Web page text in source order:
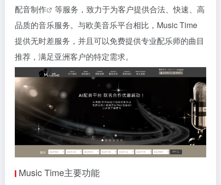
配音制作
等服务，致力于为客户提供合法、快速、高
品质的音乐服务。与欧美音乐平台相比，Music Time
提供无时差服务，并且可以免费提供专业配乐师的曲目
推荐，满足亚洲客户的特定需求。
Music Time主要功能